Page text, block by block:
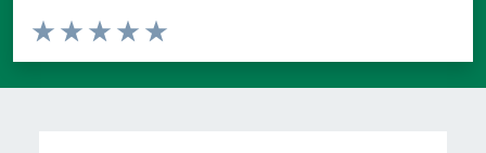
Valuta da 1 a 5 stelle la pagina
Valuta 5 stelle su 5
Valuta 4 stelle su 5
Valuta 3 stelle su 5
Valuta 2 stelle su 5
Valuta 1 stelle su 5